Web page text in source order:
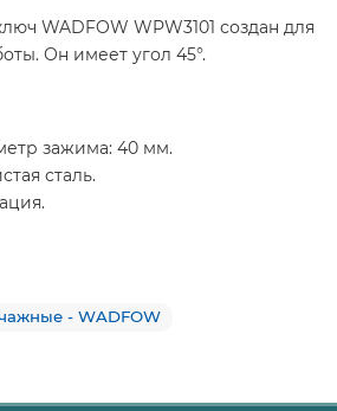
WADFOW WPW3101 создан для
Он имеет угол 45°.
зажима: 40 мм.
сталь.
- WADFOW